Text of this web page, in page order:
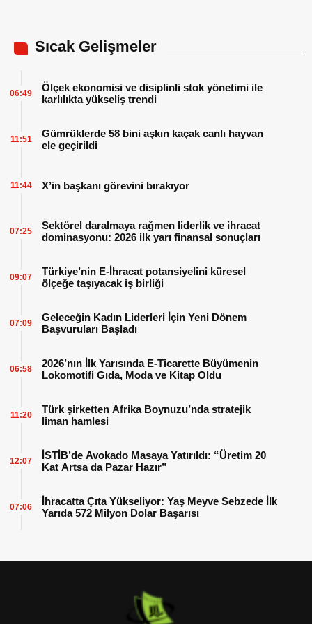
Sıcak Gelişmeler
Ölçek ekonomisi ve disiplinli stok yönetimi ile
karlılıkta yükseliş trendi
06:49
Gümrüklerde 58 bini aşkın kaçak canlı hayvan
ele geçirildi
11:51
X’in başkanı görevini bırakıyor
11:44
Sektörel daralmaya rağmen liderlik ve ihracat
dominasyonu: 2026 ilk yarı finansal sonuçları
07:25
Türkiye’nin E-İhracat potansiyelini küresel
ölçeğe taşıyacak iş birliği
09:07
Geleceğin Kadın Liderleri İçin Yeni Dönem
Başvuruları Başladı
07:09
2026’nın İlk Yarısında E-Ticarette Büyümenin
Lokomotifi Gıda, Moda ve Kitap Oldu
06:58
Türk şirketten Afrika Boynuzu’nda stratejik
liman hamlesi
11:20
İSTİB’de Avokado Masaya Yatırıldı: “Üretim 20
Kat Artsa da Pazar Hazır”
12:07
İhracatta Çıta Yükseliyor: Yaş Meyve Sebzede İlk
Yarıda 572 Milyon Dolar Başarısı
07:06